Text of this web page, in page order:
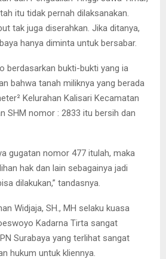
itu tidak pernah dilaksanakan.
tak juga diserahkan. Jika ditanya,
hanya diminta untuk bersabar.
berdasarkan bukti-bukti yang ia
bahwa tanah miliknya yang berada
Kelurahan Kalisari Kecamatan
SHM nomor : 2833 itu bersih dan
gugatan nomor 477 itulah, maka
hak dan lain sebagainya jadi
dilakukan,” tandasnya.
Widjaja, SH., MH selaku kuasa
Kadarna Tirta sangat
Surabaya yang terlihat sangat
hukum untuk kliennya.